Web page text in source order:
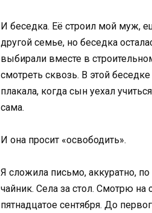
И беседка. Её строил мой муж,
другой семье, но беседка
выбирали вместе в
смотреть сквозь. В этой
плакала, когда сын уехал
сама.
И она просит «освободить».
Я сложила письмо, аккуратно,
чайник. Села за стол. Смотрю
пятнадцатое сентября. До